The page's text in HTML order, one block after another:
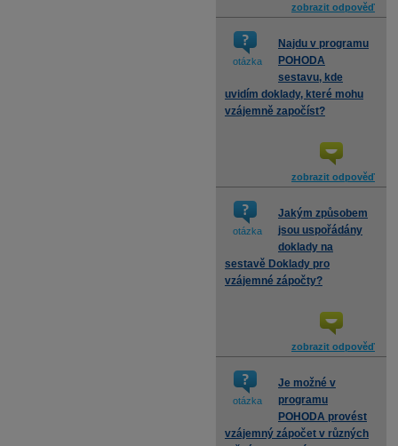
zobrazit odpověď
otázka
Najdu v programu
POHODA
sestavu, kde
uvidím doklady, které mohu
vzájemně započíst?
zobrazit odpověď
otázka
Jakým způsobem
jsou uspořádány
doklady na
sestavě Doklady pro
vzájemné zápočty?
zobrazit odpověď
otázka
Je možné v
programu
POHODA provést
vzájemný zápočet v různých